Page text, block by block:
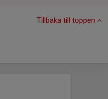
Tillbaka till toppen